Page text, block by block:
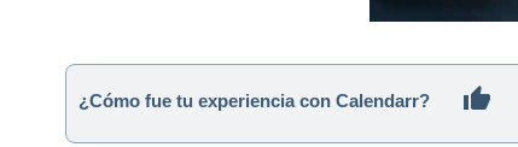
¿Cómo fue tu experiencia con Calendarr?